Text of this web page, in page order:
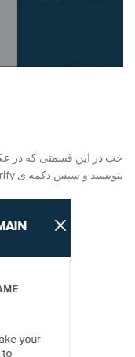
خب در این قسمتی که در عکس
بنویسید و سپس دکمه ی verify را بزنید.